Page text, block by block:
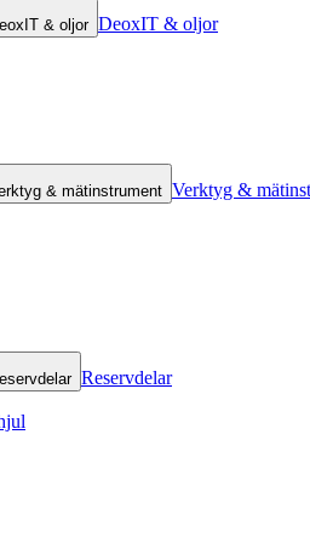
& oljor DeoxIT & oljor
& mätinstrument Verktyg &
Reservdelar